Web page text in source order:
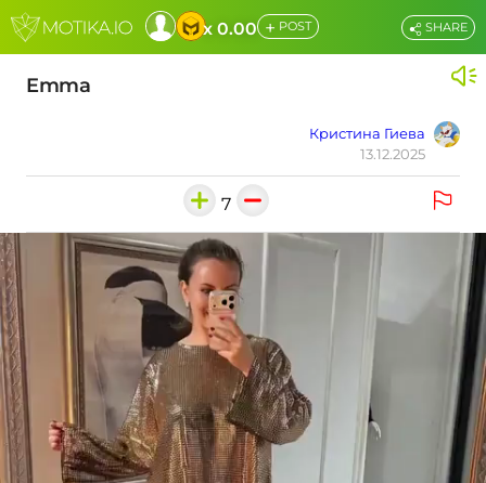
x 0.00 + POST
Emma
Кристина Гиева
13.12.2025
SHARE
7